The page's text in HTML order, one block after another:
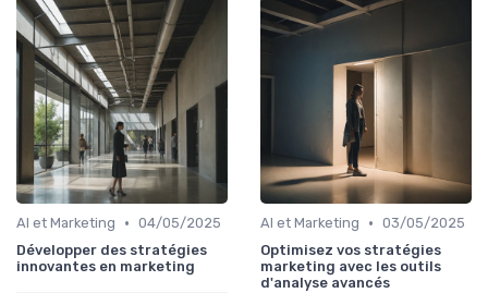
AI et Marketing • 04/05/2025
Développer des stratégies
innovantes en marketing
AI et Marketing • 03/05/2025
Optimisez vos stratégies
marketing avec les outils
d'analyse avancés